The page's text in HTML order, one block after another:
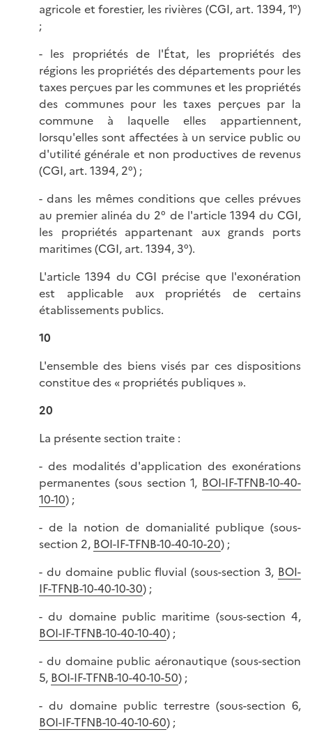
agricole et forestier, les rivières (CGI, art. 1394, 1°)
;
- les propriétés de l'État, les propriétés des
régions les propriétés des départements pour les
taxes perçues par les communes et les propriétés
des communes pour les taxes perçues par la
commune à laquelle elles appartiennent,
lorsqu'elles sont affectées à un service public ou
d'utilité générale et non productives de revenus
(CGI, art. 1394, 2°) ;
- dans les mêmes conditions que celles prévues
au premier alinéa du 2° de l'article 1394 du CGI,
les propriétés appartenant aux grands ports
maritimes (CGI, art. 1394, 3°).
L'article 1394 du CGI précise que l'exonération
est applicable aux propriétés de certains
établissements publics.
10
L'ensemble des biens visés par ces dispositions
constitue des « propriétés publiques ».
20
La présente section traite :
- des modalités d'application des exonérations
permanentes (sous section 1, BOI-IF-TFNB-10-40-
10-10) ;
- de la notion de domanialité publique (sous-
section 2, BOI-IF-TFNB-10-40-10-20) ;
- du domaine public fluvial (sous-section 3, BOI-
IF-TFNB-10-40-10-30) ;
- du domaine public maritime (sous-section 4,
BOI-IF-TFNB-10-40-10-40) ;
- du domaine public aéronautique (sous-section
5, BOI-IF-TFNB-10-40-10-50) ;
- du domaine public terrestre (sous-section 6,
BOI-IF-TFNB-10-40-10-60) ;